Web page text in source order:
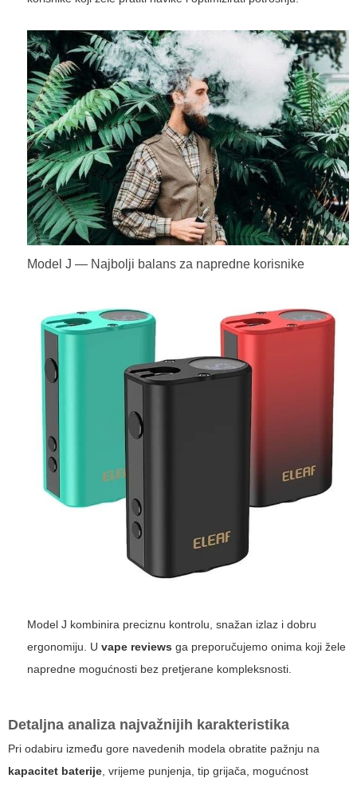
Model J — Najbolji balans za napredne korisnike
Model J kombinira preciznu kontrolu, snažan izlaz i dobru
ergonomiju. U vape reviews ga preporučujemo onima koji žele
napredne mogućnosti bez pretjerane kompleksnosti.
Detaljna analiza najvažnijih karakteristika
Pri odabiru između gore navedenih modela obratite pažnju na
kapacitet baterije, vrijeme punjenja, tip grijača, mogućnost